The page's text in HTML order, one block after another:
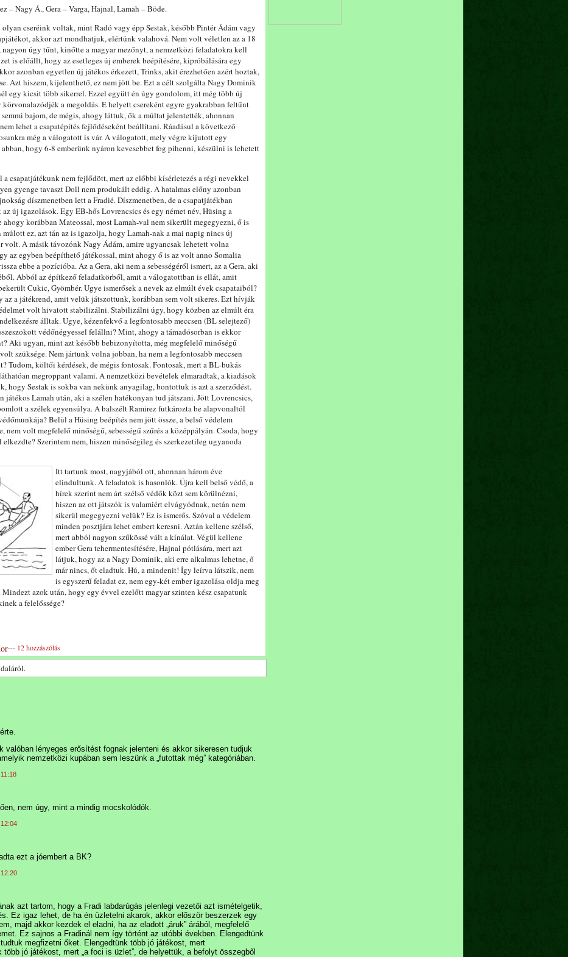
– Nagy Á., Gera – Varga, Hajnal, Lamah – Böde.
cseréink voltak, mint Radó vagy épp Sestak, később Pintér Ádám vagy
akkor azt mondhatjuk, elértünk valahová. Nem volt véletlen az a 18
úgy tűnt, kinőtte a magyar mezőnyt, a nemzetközi feladatokra kell
is előállt, hogy az esetleges új emberek beépítésére, kipróbálására egy
azonban egyetlen új játékos érkezett, Trinks, akit érezhetően azért hoztak,
Azt hiszem, kijelenthető, ez nem jött be. Ezt a célt szolgálta Nagy Dominik
egy kicsit több sikerrel. Ezzel együtt én úgy gondolom, itt még több új
a megoldás. E helyett csereként egyre gyakrabban feltűnt
bajom, de mégis, ahogy láttuk, ők a múltat jelentették, ahonnan
lehet a csapatépítés fejlődéseként beállítani. Ráadásul a következő
még a válogatott is vár. A válogatott, mely végre kijutott egy
hogy 6-8 emberünk nyáron kevesebbet fog pihenni, készülni is lehetett
csapatjátékunk nem fejlődött, mert az előbbi kísérletezés a régi nevekkel
gyenge tavaszt Doll nem produkált eddig. A hatalmas előny azonban
díszmenetben lett a Fradié. Díszmenetben, de a csapatjátékban
új igazolások. Egy EB-hős Lovrencsics és egy német név, Hüsing a
korábban Mateossal, most Lamah-val nem sikerült megegyezni, ő is
ez, azt tán az is igazolja, hogy Lamah-nak a mai napig nincs új
volt. A másik távozónk Nagy Ádám, amire ugyancsak lehetett volna
az egyben beépíthető játékossal, mint ahogy ő is az volt anno Somalia
ebbe a pozícióba. Az a Gera, aki nem a sebességéről ismert, az a Gera, aki
Abból az építkező feladatkörből, amit a válogatottban is ellát, amit
Cukic, Gyömbér. Ugye ismerősek a nevek az elmúlt évek csapataiból?
az a játékrend, amit velük játszottunk, korábban sem volt sikeres. Ezt hívják
volt hivatott stabilizálni. Stabilizálni úgy, hogy közben az elmúlt éra
álltak. Ugye, kézenfekvő a legfontosabb meccsen (BL selejtező)
védőnégyessel felállni? Mint, ahogy a támadósorban is ekkor
Aki ugyan, mint azt később bebizonyította, még megfelelő minőségű
szüksége. Nem jártunk volna jobban, ha nem a legfontosabb meccsen
Tudom, költői kérdések, de mégis fontosak. Fontosak, mert a BL-bukás
megroppant valami. A nemzetközi bevételek elmaradtak, a kiadások
Sestak is sokba van nekünk anyagilag, bontottuk is azt a szerződést.
játékos Lamah után, aki a szélen hatékonyan tud játszani. Jött Lovrencsics,
a szélek egyensúlya. A balszélt Ramirez futkározta be alapvonaltól
Belül a Hüsing beépítés nem jött össze, a belső védelem
volt megfelelő minőségű, sebességű szűrés a középpályán. Csoda, hogy
Szerintem nem, hiszen minőségileg és szerkezetileg ugyanoda
Itt tartunk most, nagyjából ott, ahonnan három éve
elindultunk. A feladatok is hasonlók. Újra kell belső védő, a
hírek szerint nem árt szélső védők közt sem körülnézni,
hiszen az ott játszók is valamiért elvágyódnak, netán nem
sikerül megegyezni velük? Ez is ismerős. Szóval a védelem
minden posztjára lehet embert keresni. Aztán kellene szélső,
mert abból nagyon szűkössé vált a kínálat. Végül kellene
ember Gera tehermentesítésére, Hajnal pótlására, mert azt
látjuk, hogy az a Nagy Dominik, aki erre alkalmas lehetne, ő
már nincs, őt eladtuk. Hú, a mindenit! Így leírva látszik, nem
is egyszerű feladat ez, nem egy-két ember igazolása oldja meg
azok után, hogy egy évvel ezelőtt magyar szinten kész csapatunk
a felelőssége?
--- 12 hozzászólás
valóban lényeges erősítést fognak jelenteni és akkor sikeresen tudjuk
nemzetközi kupában sem leszünk a „futottak még” kategóriában.
nem úgy, mint a mindig mocskolódók.
ezt a jóembert a BK?
azt tartom, hogy a Fradi labdarúgás jelenlegi vezetői azt ismételgetik,
Ez igaz lehet, de ha én üzletelni akarok, akkor először beszerzek egy
majd akkor kezdek el eladni, ha az eladott „áruk” árából, megfelelő
Ez sajnos a Fradinál nem így történt az utóbbi években. Elengedtünk
megfizetni őket. Elengedtünk több jó játékost, mert
több jó játékost, mert „a foci is üzlet”, de helyettük, a befolyt összegből